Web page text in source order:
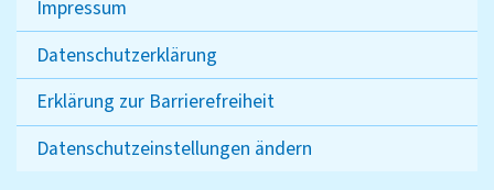
Impressum
Datenschutzerklärung
Erklärung zur Barrierefreiheit
Datenschutzeinstellungen ändern